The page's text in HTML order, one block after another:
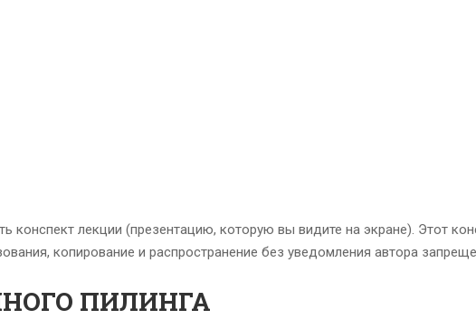
конспект лекции (презентацию, которую вы видите на экране). Этот
копирование и распространение без уведомления автора
ПИЛИНГА